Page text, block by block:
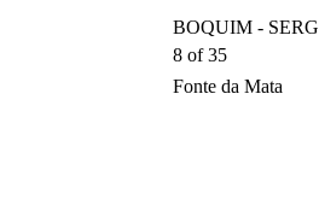
BOQUIM -
8 of 35
Fonte da Mata